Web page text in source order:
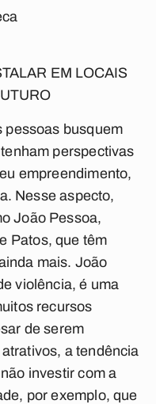
EM LOCAIS
pessoas busquem
perspectivas
empreendimento,
Nesse aspecto,
João Pessoa,
Patos, que têm
mais. João
violência, é uma
recursos
de serem
a tendência
investir com a
por exemplo, que